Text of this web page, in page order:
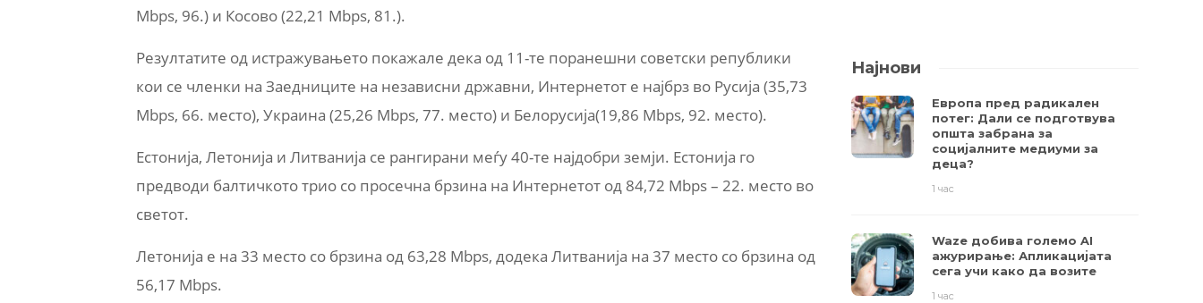
Mbps, 96.) и Косово (22,21 Mbps, 81.).
Резултатите од истражувањето покажале дека од 11-те поранешни советски републики
кои се членки на Заедниците на независни државни, Интернетот е најбрз во Русија (35,73
Mbps, 66. место), Украина (25,26 Mbps, 77. место) и Белорусија(19,86 Mbps, 92. место).
Естонија, Летонија и Литванија се рангирани меѓу 40-те најдобри земји. Естонија го
предводи балтичкото трио со просечна брзина на Интернетот од 84,72 Mbps – 22. место во
светот.
Летонија е на 33 место со брзина од 63,28 Mbps, додека Литванија на 37 место со брзина од
56,17 Mbps.
Најнови
Европа пред радикален
потег: Дали се подготвува
општа забрана за
социјалните медиуми за
деца?
1 час
Waze добива големо AI
ажурирање: Апликацијата
сега учи како да возите
1 час